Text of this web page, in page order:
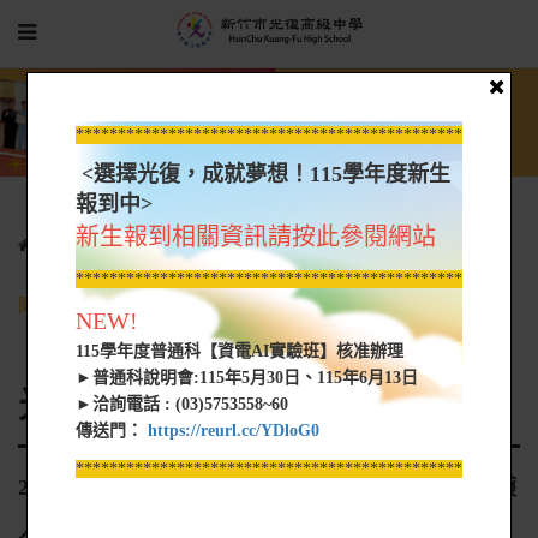
光復新聞
光復網路新聞
20201212-黑手變黑金鐵飯碗！ 車廠爭搶汽車修護人才－民視新
聞
光復網路新聞
20201212-黑手變黑金鐵飯碗！ 車廠爭搶汽車修護
人才－民視新聞
*****************************************************
<選擇光復，成就夢想！115學年度新生
報到中>
新生報到相關資訊請按此參閱網站
*****************************************************
NEW!
115學年度普通科【資電AI實驗班】核准辦理
►普通科說明會:115年5月30日、115年6月13日
►洽詢電話 : (03)5753558~60
傳送門： https://reurl.cc/YDloG0
*****************************************************